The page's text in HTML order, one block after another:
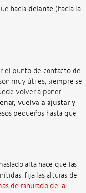
hacia delante(hacia la
el punto de contacto de
muy útiles; siempre se
volver a poner.
vuelva a ajustar y
pequeños hasta que
alta hace que las
fija las alturas de
de ranurado de la